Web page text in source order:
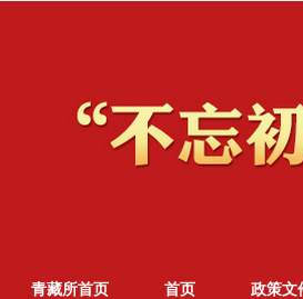
青藏所首页 首页 政策文